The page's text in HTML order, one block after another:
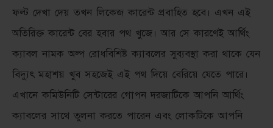
ফল্ট দেখা দেয় তখন লিকেজ কারেন্ট প্রবাহিত হবে। এখন এই
অতিরিক্ত কারেন্ট বের হবার পথ খুজে। আর সে কারণেই আর্থিং
ক্যাবল নামক অল্প রোধবিশিষ্ট ক্যাবলের সুব্যবস্থা করা থাকে যেন
বিদ্যুৎ মহাশয় খুব সহজেই এই পথ দিয়ে বেরিয়ে যেতে পারে।
এখানে কমিউনিটি সেন্টারের গোপন দরজাটিকে আপনি আর্থিং
ক্যাবলের সাথে তুলনা করতে পারেন এবং লোকটিকে আপনি